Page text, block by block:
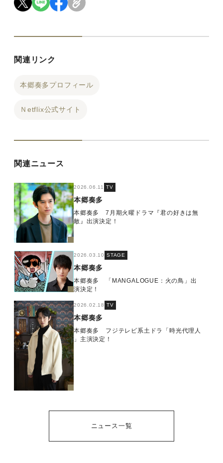
関連リンク
本郷奏多プロフィール
Ｎetflix公式サイト
関連ニュース
2026.06.11 TV
本郷奏多
本郷奏多 7月期火曜ドラマ『君の好きは無
敵』出演決定！
2026.03.10 STAGE
本郷奏多
本郷奏多 「MANGALOGUE：火の鳥」出
演決定！
2026.02.18 TV
本郷奏多
本郷奏多 フジテレビ系土ドラ「時光代理人
」主演決定！
ニュース一覧